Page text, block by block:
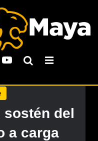
sostén del
a carga